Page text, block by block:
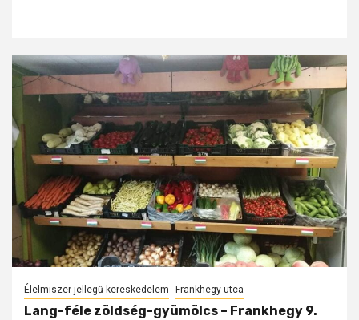
Élelmiszer-jellegű kereskedelem Frankhegy utca
Lang-féle zöldség-gyümölcs – Frankhegy 9.